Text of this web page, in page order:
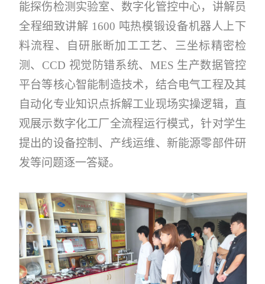
能探伤检测实验室、数字化管控中心，讲解员
全程细致讲解 1600 吨热模锻设备机器人上下
料流程、自研胀断加工工艺、三坐标精密检
测、CCD 视觉防错系统、MES 生产数据管控
平台等核心智能制造技术，结合电气工程及其
自动化专业知识点拆解工业现场实操逻辑，直
观展示数字化工厂全流程运行模式，针对学生
提出的设备控制、产线运维、新能源零部件研
发等问题逐一答疑。